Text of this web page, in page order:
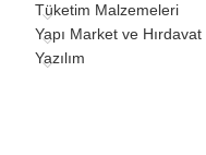
Tüketim Malzemeleri
Yapı Market ve Hırdavat
Yazılım